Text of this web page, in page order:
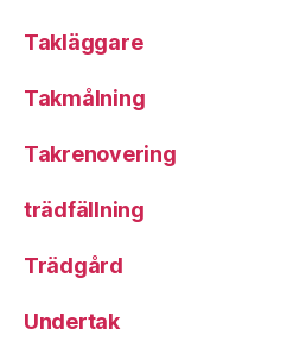
Takläggare
Takmålning
Takrenovering
trädfällning
Trädgård
Undertak